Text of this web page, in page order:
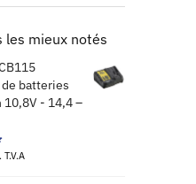
les mieux notés
batteries
10,8V - 14,4 –
T.V.A